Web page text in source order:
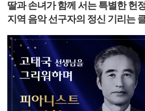
딸과 손녀가 함께 서는 특별한 헌
지역 음악 선구자의 정신 기리는